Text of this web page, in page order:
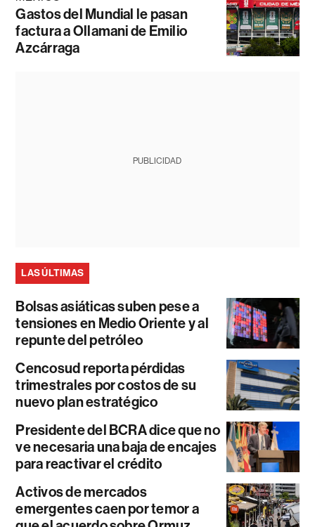
Gastos del Mundial le pasan
factura a Ollamani de Emilio
Azcárraga
PUBLICIDAD
LAS ÚLTIMAS
Bolsas asiáticas suben pese a
tensiones en Medio Oriente y al
repunte del petróleo
Cencosud reporta pérdidas
trimestrales por costos de su
nuevo plan estratégico
Presidente del BCRA dice que no
ve necesaria una baja de encajes
para reactivar el crédito
Activos de mercados
emergentes caen por temor a